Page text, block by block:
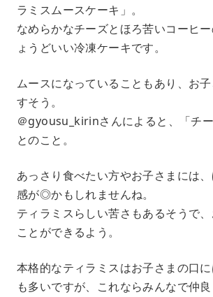
ラミスムースケーキ」。
なめらかなチーズとほろ苦いコーヒ
ょうどいい冷凍ケーキです。
ムースになっていることもあり、お
すそう。
＠gyousu_kirinさんによると、「チー
とのこと。
あっさり食べたい方やお子さまには
感が◎かもしれませんね。
ティラミスらしい苦さもあるそうで
ことができるよう。
本格的なティラミスはお子さまの口
も多いですが、これならみんなで仲